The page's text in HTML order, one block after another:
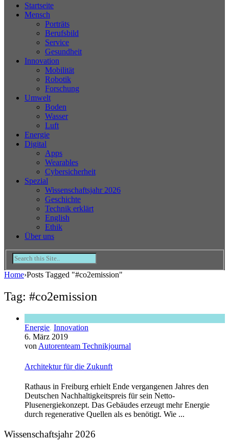
Startseite
Mensch
Porträts
Berufsbild
Service
Gesundheit
Innovation
Mobilität
Robotik
Forschung
Umwelt
Boden
Wasser
Luft
Energie
Digital
Apps
Wearables
Cybersicherheit
Spezial
Wissenschaftsjahr 2026
Geschichte
Technik erklärt
English
Ethik
Über uns
Home›Posts Tagged "#co2emission"
Tag: #co2emission
Energie, Innovation
6. März 2019
von Autorenteam Technikjournal
Architektur für die Zukunft
Rathaus in Freiburg erhielt Ende vergangenen Jahres den
Deutschen Nachhaltigkeitspreis für sein Netto-
Plusenergiekonzept. Das Gebäudes erzeugt mehr Energie
durch regenerative Quellen als es benötigt. Wie ...
Wissenschaftsjahr 2026